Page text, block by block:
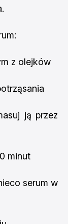
z olejków
ją przez
minut
serum w